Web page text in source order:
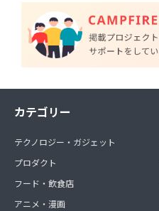
カテゴリー
テクノロジー・ガジェット
プロダクト
フード・飲食店
アニメ・漫画